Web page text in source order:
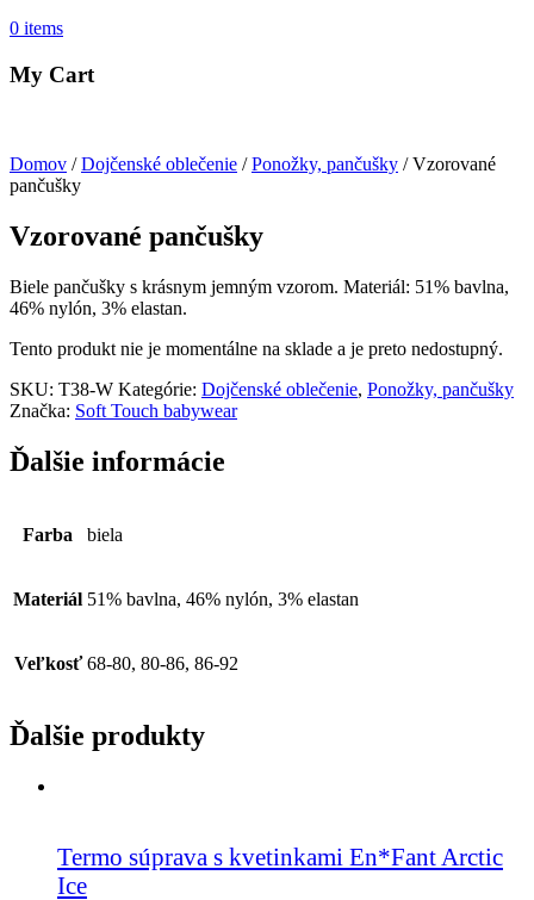
0 items
My Cart
Domov /Dojčenské oblečenie /Ponožky, pančušky / Vzorované
pančušky
Vzorované pančušky
Biele pančušky s krásnym jemným vzorom. Materiál: 51% bavlna,
46% nylón, 3% elastan.
Tento produkt nie je momentálne na sklade a je preto nedostupný.
SKU: T38-W Kategórie: Dojčenské oblečenie, Ponožky, pančušky
Značka: Soft Touch babywear
Ďalšie informácie
Farba biela
Materiál 51% bavlna, 46% nylón, 3% elastan
Veľkosť 68-80, 80-86, 86-92
Ďalšie produkty
Termo súprava s kvetinkami En*Fant Arctic
Ice